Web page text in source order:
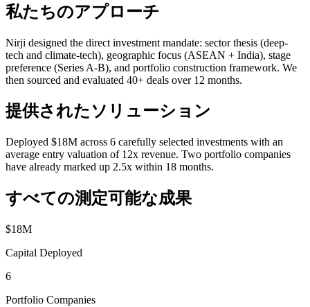
私たちのアプローチ
Nirji designed the direct investment mandate: sector thesis (deep-
tech and climate-tech), geographic focus (ASEAN + India), stage
preference (Series A-B), and portfolio construction framework. We
then sourced and evaluated 40+ deals over 12 months.
提供されたソリューション
Deployed $18M across 6 carefully selected investments with an
average entry valuation of 12x revenue. Two portfolio companies
have already marked up 2.5x within 18 months.
すべての測定可能な成果
$18M
Capital Deployed
6
Portfolio Companies